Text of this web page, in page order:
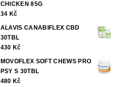
CHICKEN 85G
34 Kč
ALAVIS CANABIFLEX CBD
30TBL
430 Kč
MOVOFLEX SOFT CHEWS PRO
PSY S 30TBL
480 Kč